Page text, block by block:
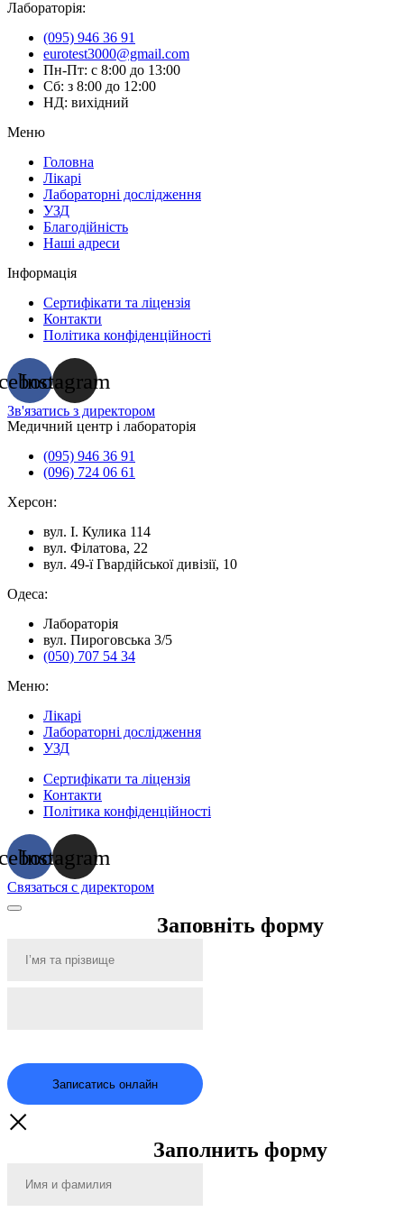
Лабораторія:
(095) 946 36 91
eurotest3000@gmail.com
Пн-Пт: с 8:00 до 13:00
Сб: з 8:00 до 12:00
НД: вихідний
Меню
Головна
Лікарі
Лабораторні дослідження
УЗД
Благодійність
Наші адреси
Інформація
Сертифікати та ліцензія
Контакти
Політика конфіденційності
Instagram
Зв'язатись з директором
Медичний центр і лабораторія
(095) 946 36 91
(096) 724 06 61
Херсон:
вул. I. Кулика 114
вул. Філатова, 22
вул. 49-ї Гвардійської дивізії, 10
Одеса:
Лабораторія
вул. Пироговська 3/5
(050) 707 54 34
Меню:
Лікарі
Лабораторні дослідження
УЗД
Сертифікати та ліцензія
Контакти
Політика конфіденційності
Instagram
Связаться с директором
Заповніть форму
Записатись онлайн
Заполнить форму